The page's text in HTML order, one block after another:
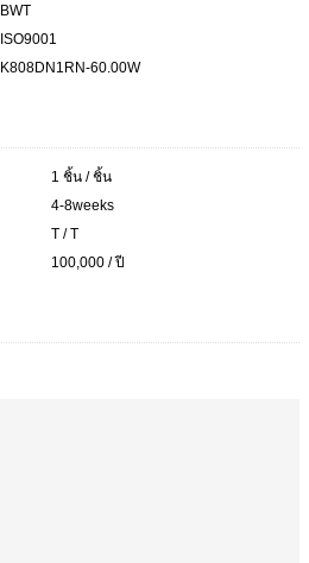
BWT
ISO9001
K808DN1RN-60.00W
1 ชิ้น / ชิ้น
4-8weeks
T / T
100,000 / ปี